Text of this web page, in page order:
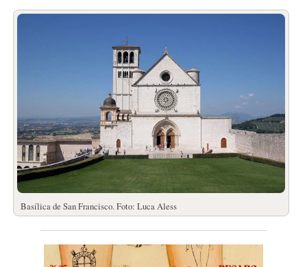
Basílica de San Francisco. Foto: Luca Aless